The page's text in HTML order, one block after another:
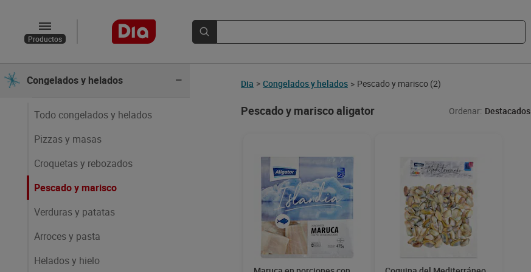
Productos
Yogures y postres
Congelados y helados
Todo congelados y helados
Pizzas y masas
Croquetas y rebozados
Pescado y marisco
Verduras y patatas
Arroces y pasta
Helados y hielo
Dia > Congelados y helados > Pescado y marisco (2)
Pescado y marisco aligator Ordenar: Destacados